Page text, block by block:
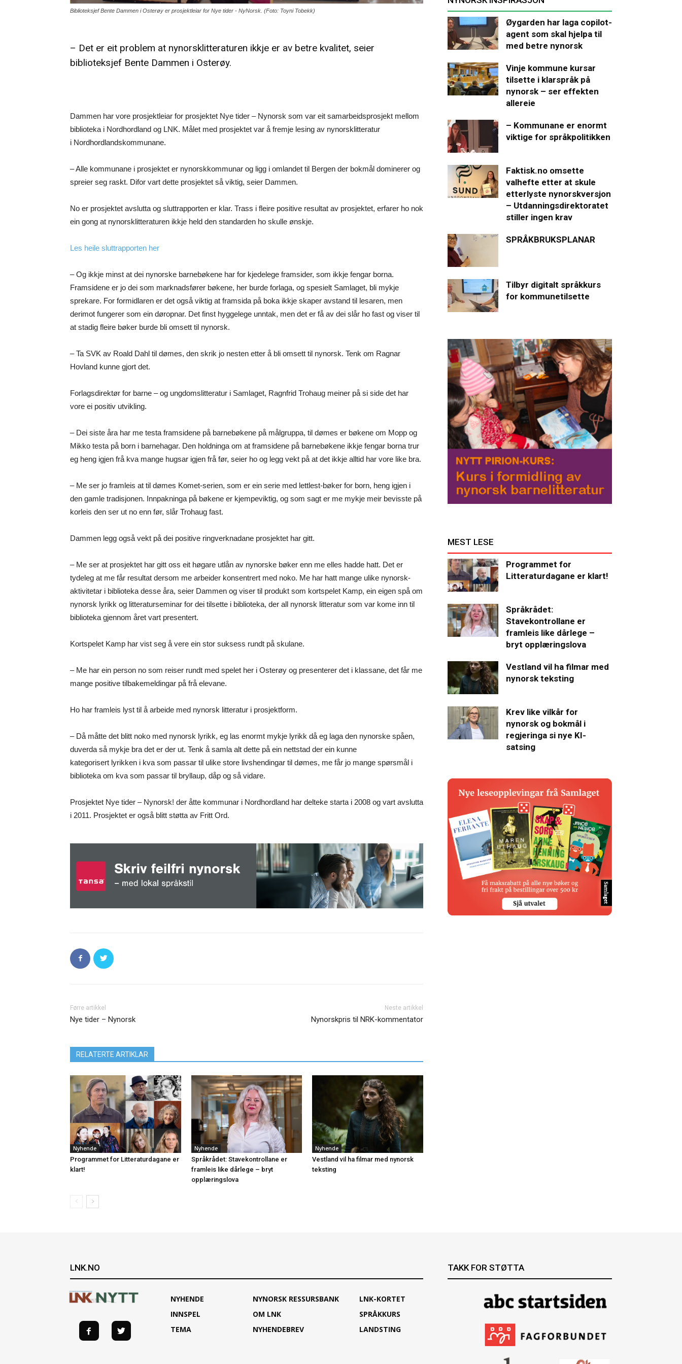
Biblioteksjef Bente Dammen i Osterøy er prosjektleiar for Nye tider - NyNorsk. (Foto: Toyni Tobekk)
– Det er eit problem at nynorsklitteraturen ikkje er av betre kvalitet, seier
biblioteksjef Bente Dammen i Osterøy.
Dammen har vore prosjektleiar for prosjektet Nye tider – Nynorsk som var eit samarbeidsprosjekt mellom
biblioteka i Nordhordland og LNK. Målet med prosjektet var å fremje lesing av nynorsklitteratur
i Nordhordlandskommunane.
– Alle kommunane i prosjektet er nynorskkommunar og ligg i omlandet til Bergen der bokmål dominerer og
spreier seg raskt. Difor vart dette prosjektet så viktig, seier Dammen.
No er prosjektet avslutta og sluttrapporten er klar. Trass i fleire positive resultat av prosjektet, erfarer ho nok
ein gong at nynorsklitteraturen ikkje held den standarden ho skulle ønskje.
Les heile sluttrapporten her
– Og ikkje minst at dei nynorske barnebøkene har for kjedelege framsider, som ikkje fengar borna.
Framsidene er jo dei som marknadsfører bøkene, her burde forlaga, og spesielt Samlaget, bli mykje
sprekare. For formidlaren er det også viktig at framsida på boka ikkje skaper avstand til lesaren, men
derimot fungerer som ein døropnar. Det finst hyggelege unntak, men det er få av dei slår ho fast og viser til
at stadig fleire bøker burde bli omsett til nynorsk.
– Ta SVK av Roald Dahl til dømes, den skrik jo nesten etter å bli omsett til nynorsk. Tenk om Ragnar
Hovland kunne gjort det.
Forlagsdirektør for barne – og ungdomslitteratur i Samlaget, Ragnfrid Trohaug meiner på si side det har
vore ei positiv utvikling.
– Dei siste åra har me testa framsidene på barnebøkene på målgruppa, til dømes er bøkene om Mopp og
Mikko testa på born i barnehagar. Den holdninga om at framsidene på barnebøkene ikkje fengar borna trur
eg heng igjen frå kva mange hugsar igjen frå før, seier ho og legg vekt på at det ikkje alltid har vore like bra.
– Me ser jo framleis at til dømes Komet-serien, som er ein serie med lettlest-bøker for born, heng igjen i
den gamle tradisjonen. Innpakninga på bøkene er kjempeviktig, og som sagt er me mykje meir bevisste på
korleis den ser ut no enn før, slår Trohaug fast.
Dammen legg også vekt på dei positive ringverknadane prosjektet har gitt.
– Me ser at prosjektet har gitt oss eit høgare utlån av nynorske bøker enn me elles hadde hatt. Det er
tydeleg at me får resultat dersom me arbeider konsentrert med noko. Me har hatt mange ulike nynorsk-
aktivitetar i biblioteka desse åra, seier Dammen og viser til produkt som kortspelet Kamp, ein eigen spå om
nynorsk lyrikk og litteraturseminar for dei tilsette i biblioteka, der all nynorsk litteratur som var kome inn til
biblioteka gjennom året vart presentert.
Kortspelet Kamp har vist seg å vere ein stor suksess rundt på skulane.
– Me har ein person no som reiser rundt med spelet her i Osterøy og presenterer det i klassane, det får me
mange positive tilbakemeldingar på frå elevane.
Ho har framleis lyst til å arbeide med nynorsk litteratur i prosjektform.
– Då måtte det blitt noko med nynorsk lyrikk, eg las enormt mykje lyrikk då eg laga den nynorske spåen,
duverda så mykje bra det er der ut. Tenk å samla alt dette på ein nettstad der ein kunne
kategorisert lyrikken i kva som passar til ulike store livshendingar til dømes, me får jo mange spørsmål i
biblioteka om kva som passar til bryllaup, dåp og så vidare.
Prosjektet Nye tider – Nynorsk! der åtte kommunar i Nordhordland har delteke starta i 2008 og vart avslutta
i 2011. Prosjektet er også blitt støtta av Fritt Ord.
Førre artikkel
Nye tider – Nynorsk
Neste artikkel
Nynorskpris til NRK-kommentator
RELATERTE ARTIKLAR
Nyhende
Programmet for Litteraturdagane er
klart!
Nyhende
Språkrådet: Stavekontrollane er
framleis like dårlege – bryt
opplæringslova
Nyhende
Vestland vil ha filmar med nynorsk
teksting
Øygarden har laga copilot-
agent som skal hjelpa til
med betre nynorsk
Vinje kommune kursar
tilsette i klarspråk på
nynorsk – ser effekten
allereie
– Kommunane er enormt
viktige for språkpolitikken
Faktisk.no omsette
valhefte etter at skule
etterlyste nynorskversjon
– Utdanningsdirektoratet
stiller ingen krav
SPRÅKBRUKSPLANAR
Tilbyr digitalt språkkurs
for kommunetilsette
MEST LESE
Programmet for
Litteraturdagane er klart!
Språkrådet:
Stavekontrollane er
framleis like dårlege –
bryt opplæringslova
Vestland vil ha filmar med
nynorsk teksting
Krev like vilkår for
nynorsk og bokmål i
regjeringa si nye KI-
satsing
LNK.NO
NYHENDE
INNSPEL
TEMA
NYNORSK RESSURSBANK
OM LNK
NYHENDEBREV
LNK-KORTET
SPRÅKKURS
LANDSTING
TAKK FOR STØTTA